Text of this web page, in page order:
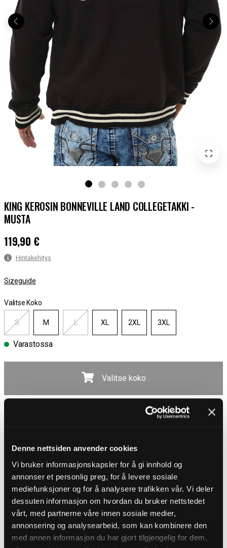
Denne nettsiden anvender cookies
Vi bruker informasjonskapsler for å gi innhold og
annonser et personlig preg, for å levere sosiale
mediefunksjoner og for å analysere trafikken vår. Vi deler
dessuten informasjon om hvordan du bruker nettstedet
vårt, med partnerne våre innen sosiale medier,
annonsering og analysearbeid, som kan kombinere den
med annen informasjon du har gjort tilgjengelig for dem,
KING KEROSIN BONNEVILLE LAND COLLEGETAKKI -
MUSTA
Hinta:119,90 €
119,90 €
Hintakehitys
Sizeguide
Valitse Koko
S M L XL 2XL 3XL
Varastossa
Valitse koko
Ilmainen toimitus yli 100 € tilauksiin
TUOTEKUVAUS
College-takki merkiltä King Kerosin
Musta college-takki, jossa on suuri brodeerattu selkäkuvio ja KK-merkit
rinnassa, jotka antavat aidon varsity-tyylisen ilmeen. Mallissa on
kaulus, kaksi avointa sivutaskua ja resoripäätteet mukavaa istuvuutta
varten. Valmistettu pehmeästä ja mukavasta collegekankaasta, joka
tarjoaa korkeaa käyttömukavuutta koko päivän ajan.
TIEDOT